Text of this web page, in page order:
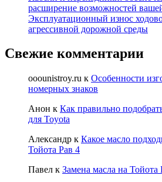
расширение возможностей
Эксплуатационный износ
агрессивной дорожной среды
Свежие комментарии
ooounistroy.ru к Особенности
номерных знаков
Анон к Как правильно
для Toyota
Александр к Какое масло
Тойота Рав 4
Павел к Замена масла на Тойота